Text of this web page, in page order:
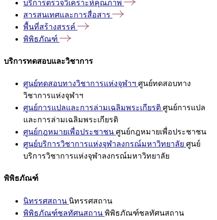
บริการตรวจวิเคราะห์คุณภาพ
สารสนเทศและการสื่อสาร
พื้นที่สร้างสรรค์
พิพิธภัณฑ์
บริการทดสอบและวิชาการ
ศูนย์ทดสอบทางวิชาการแห่งจุฬาฯ ศูนย์ทดสอบทาง
วิชาการแห่งจุฬาฯ
ศูนย์การแปลและการล่ามเฉลิมพระเกียรติ ศูนย์การแปล
และการล่ามเฉลิมพระเกียรติ
ศูนย์กฎหมายเพื่อประชาชน ศูนย์กฎหมายเพื่อประชาชน
ศูนย์บริการวิชาการแห่งจุฬาลงกรณ์มหาวิทยาลัย ศูนย์
บริการวิชาการแห่งจุฬาลงกรณ์มหาวิทยาลัย
พิพิธภัณฑ์
นิทรรศสถาน นิทรรศสถาน
พิพิธภัณฑ์ชลทัศนสถาน พิพิธภัณฑ์ชลทัศนสถาน